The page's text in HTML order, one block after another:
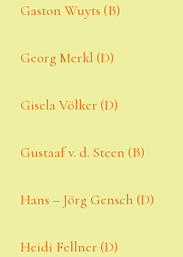
Gaston Wuyts (B)
Georg Merkl (D)
Gisela Völker (D)
Gustaaf v. d. Steen (B)
Hans – Jörg Gensch (D)
Heidi Fellner (D)